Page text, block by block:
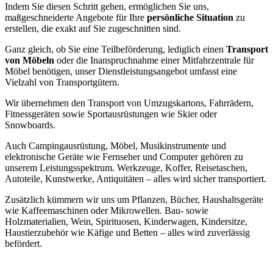
Indem Sie diesen Schritt gehen, ermöglichen Sie uns,
maßgeschneiderte Angebote für Ihre persönliche Situation zu
erstellen, die exakt auf Sie zugeschnitten sind.
Ganz gleich, ob Sie eine Teilbeförderung, lediglich einen Transport
von Möbeln oder die Inanspruchnahme einer Mitfahrzentrale für
Möbel benötigen, unser Dienstleistungsangebot umfasst eine
Vielzahl von Transportgütern.
Wir übernehmen den Transport von Umzugskartons, Fahrrädern,
Fitnessgeräten sowie Sportausrüstungen wie Skier oder
Snowboards.
Auch Campingausrüstung, Möbel, Musikinstrumente und
elektronische Geräte wie Fernseher und Computer gehören zu
unserem Leistungsspektrum. Werkzeuge, Koffer, Reisetaschen,
Autoteile, Kunstwerke, Antiquitäten – alles wird sicher transportiert.
Zusätzlich kümmern wir uns um Pflanzen, Bücher, Haushaltsgeräte
wie Kaffeemaschinen oder Mikrowellen. Bau- sowie
Holzmaterialien, Wein, Spirituosen, Kinderwagen, Kindersitze,
Haustierzubehör wie Käfige und Betten – alles wird zuverlässig
befördert.